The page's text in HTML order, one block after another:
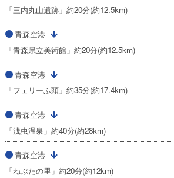
「三内丸山遺跡」約20分(約12.5km)
青森空港
「青森県立美術館」約20分(約12.5km)
青森空港
「フェリーふ頭」約35分(約17.4km)
青森空港
「浅虫温泉」約40分(約28km)
青森空港
「ねぶたの里」約20分(約12km)